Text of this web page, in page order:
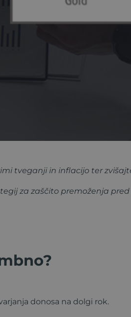
tveganji in inflacijo ter
za zaščito premoženja
donosa na dolgi rok.